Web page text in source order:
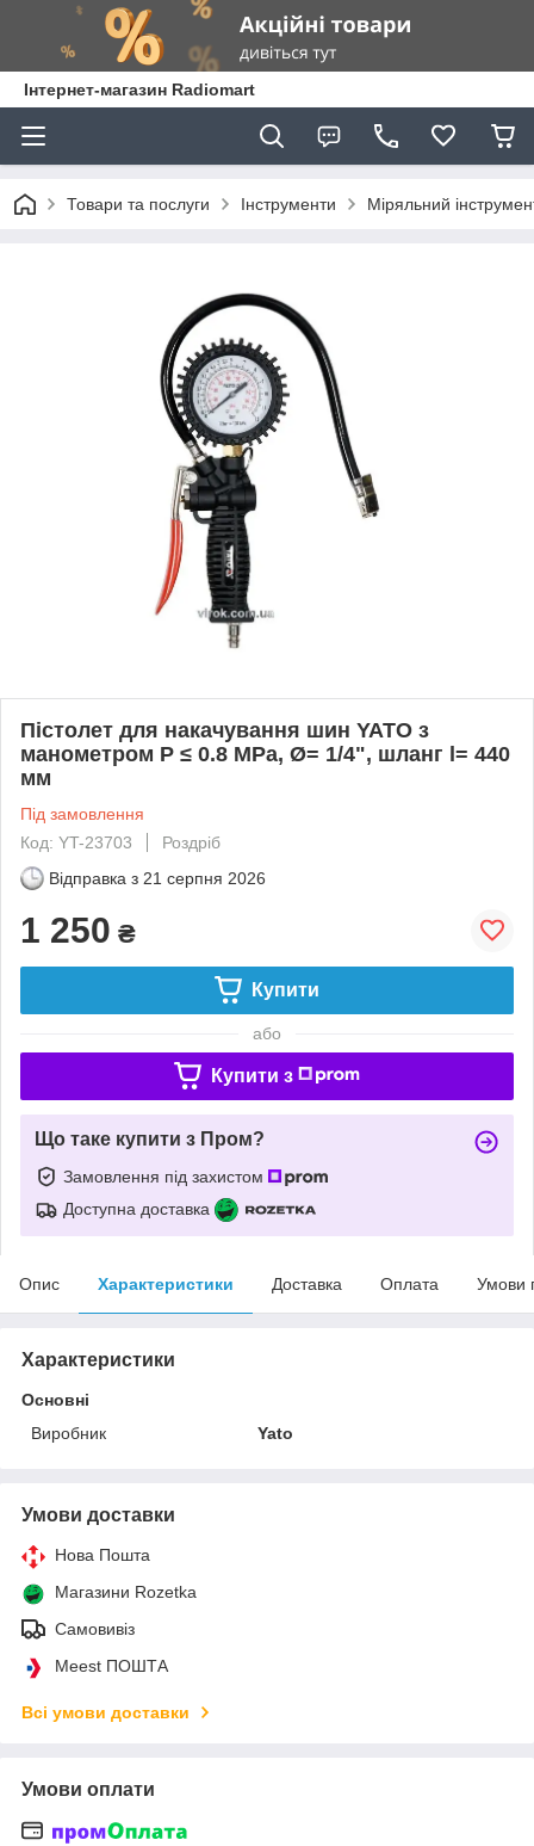
Інтернет-магазин Radiomart
Товари та послуги Інструменти Міряльний
Пістолет для накачування шин YATO з
манометром P ≤ 0.8 MPa, Ø= 1/4", шланг l= 440
мм
Під замовлення
Код: YT-23703
Роздріб
Відправка з 21 серпня 2026
1 250 ₴
Купити
або
Купити з
Що таке купити з Пром?
Замовлення під захистом
Доступна доставка
Опис Характеристики Доставка Оплата Умови
Характеристики
Основні
Виробник
Yato
Умови доставки
Нова Пошта
Магазини Rozetka
Самовивіз
Meest ПОШТА
Всі умови доставки
Умови оплати